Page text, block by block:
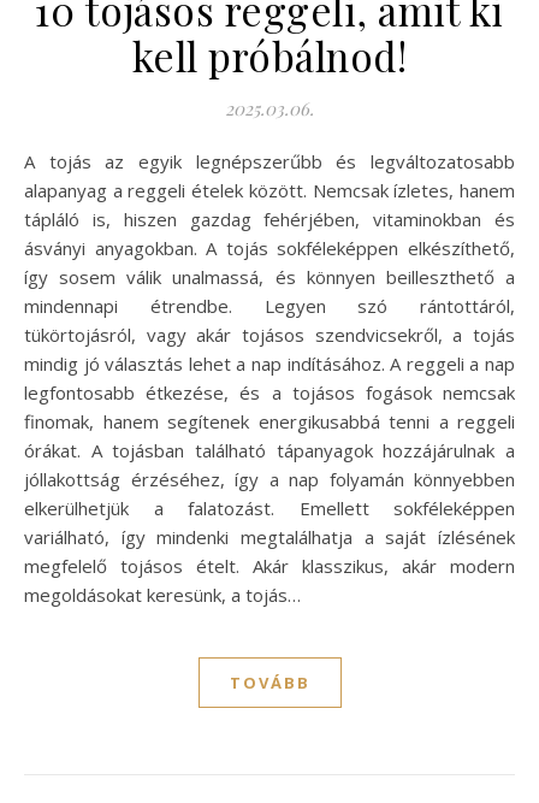
kell próbálnod!
2025.03.06.
A tojás az egyik legnépszerűbb és legváltozatosabb
alapanyag a reggeli ételek között. Nemcsak ízletes, hanem
tápláló is, hiszen gazdag fehérjében, vitaminokban és
ásványi anyagokban. A tojás sokféleképpen elkészíthető,
így sosem válik unalmassá, és könnyen beilleszthető a
mindennapi étrendbe. Legyen szó rántottáról,
tükörtojásról, vagy akár tojásos szendvicsekről, a tojás
mindig jó választás lehet a nap indításához. A reggeli a nap
legfontosabb étkezése, és a tojásos fogások nemcsak
finomak, hanem segítenek energikusabbá tenni a reggeli
órákat. A tojásban található tápanyagok hozzájárulnak a
jóllakottság érzéséhez, így a nap folyamán könnyebben
elkerülhetjük a falatozást. Emellett sokféleképpen
variálható, így mindenki megtalálhatja a saját ízlésének
megfelelő tojásos ételt. Akár klasszikus, akár modern
megoldásokat keresünk, a tojás…
TOVÁBB